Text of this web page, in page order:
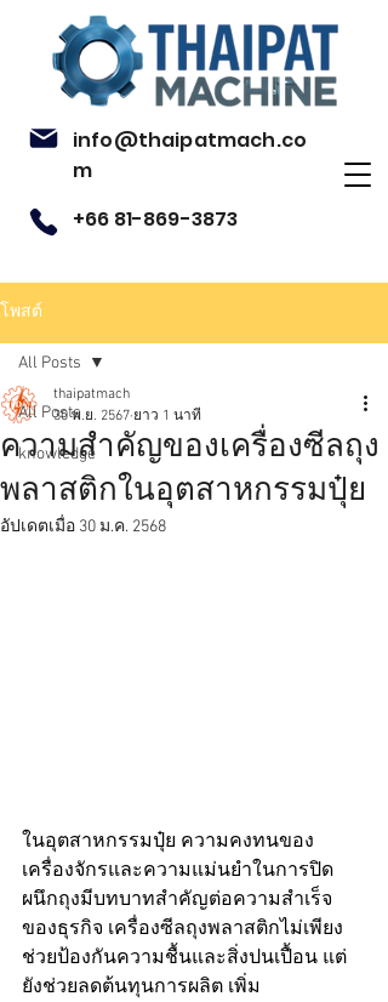
info@thaipatmach.co
m
+66 81-869-3873
โพสต์
All Posts
knowledge
All Posts
ความสำคัญของเครื่องซีลถุง
พลาสติกในอุตสาหกรรมปุ๋ย
thaipatmach
30 พ.ย. 2567 ยาว 1 นาที
อัปเดตเมื่อ 30 ม.ค. 2568
ในอุตสาหกรรมปุ๋ย ความคงทนของ
เครื่องจักรและความแม่นยำในการปิด
ผนึกถุงมีบทบาทสำคัญต่อความสำเร็จ
ของธุรกิจ เครื่องซีลถุงพลาสติกไม่เพียง
ช่วยป้องกันความชื้นและสิ่งปนเปื้อน แต่
ยังช่วยลดต้นทุนการผลิต เพิ่ม